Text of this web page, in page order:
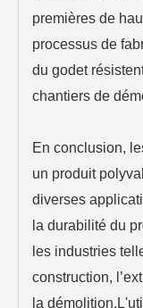
premières de
processus de
du godet
chantiers de
En conclusion,
un produit
diverses
la durabilité du
les industries
construction,
la